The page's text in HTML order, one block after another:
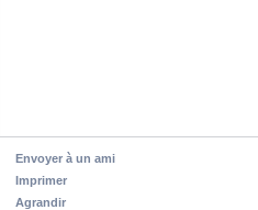
Envoyer à un ami
Imprimer
Agrandir